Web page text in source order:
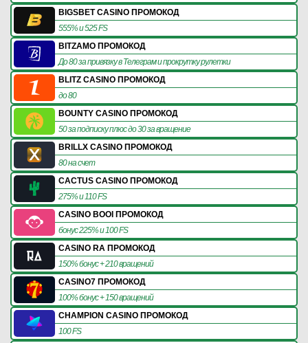
BIGSBET CASINO ПРОМОКОД
555% и 525 FS
BITZAMO ПРОМОКОД
До 80 за привязку в Телеграм и прокрутку рулетки
BLITZ CASINO ПРОМОКОД
до 80
BOUNTY CASINO ПРОМОКОД
50 за подписку плюс до 30 за вращение
BRILLX CASINO ПРОМОКОД
80 на счет
CACTUS CASINO ПРОМОКОД
275% и 110 FS
CASINO BOOI ПРОМОКОД
бонус 225% и 100 FS
CASINO RA ПРОМОКОД
150% бонус + 210 вращений
CASINO7 ПРОМОКОД
100% бонус + 150 вращений
CHAMPION CASINO ПРОМОКОД
100 FS